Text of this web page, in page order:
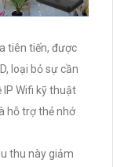
tiên tiến, được
loại bỏ sự cần
IP Wifi kỹ thuật
hỗ trợ thẻ nhớ
thu này giảm